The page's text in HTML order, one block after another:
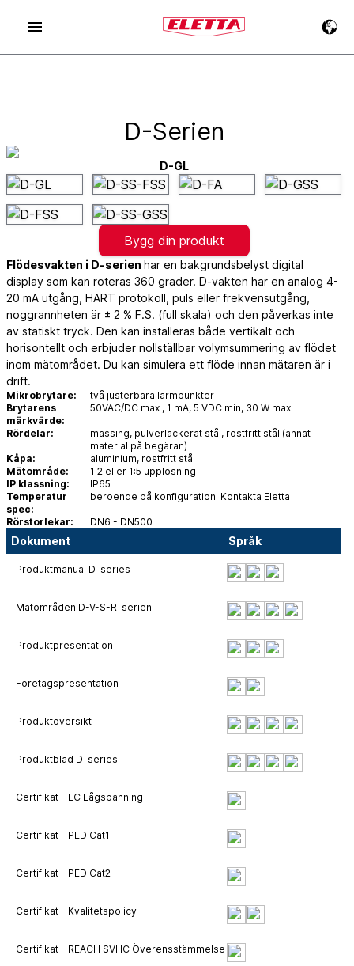
D-Serien
D-GL
Bygg din produkt
Flödesvakten i D-serien har en bakgrundsbelyst digital
display som kan roteras 360 grader. D-vakten har en analog 4-
20 mA utgång, HART protokoll, puls eller frekvensutgång,
noggrannheten är ± 2 % F.S. (full skala) och den påverkas inte
av statiskt tryck. Den kan installeras både vertikalt och
horisontellt och erbjuder nollställbar volymsummering av flödet
inom mätområdet. Du kan simulera ett flöde innan mätaren är i
drift.
Mikrobrytare:
två justerbara larmpunkter
Brytarens
märkvärde:
50VAC/DC max , 1 mA, 5 VDC min, 30 W max
Rördelar:
mässing, pulverlackerat stål, rostfritt stål (annat
material på begäran)
Kåpa:
aluminium, rostfritt stål
Mätområde:
1:2 eller 1:5 upplösning
IP klassning:
IP65
Temperatur
spec:
beroende på konfiguration. Kontakta Eletta
Rörstorlekar: DN6 - DN500
Dokument Språk
Produktmanual D-series
Mätområden D-V-S-R-serien
Produktpresentation
Företagspresentation
Produktöversikt
Produktblad D-series
Certifikat - EC Lågspänning
Certifikat - PED Cat1
Certifikat - PED Cat2
Certifikat - Kvalitetspolicy
Certifikat - REACH SVHC Överensstämmelse